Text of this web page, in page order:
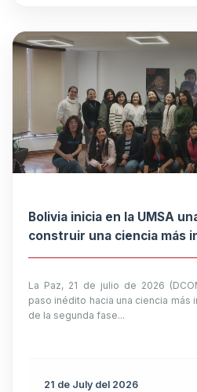
Bolivia inicia en la UMSA
construir una ciencia más
La Paz, 21 de julio de 2026
paso inédito hacia una ciencia más
de la segunda fase...
21 de July del 2026